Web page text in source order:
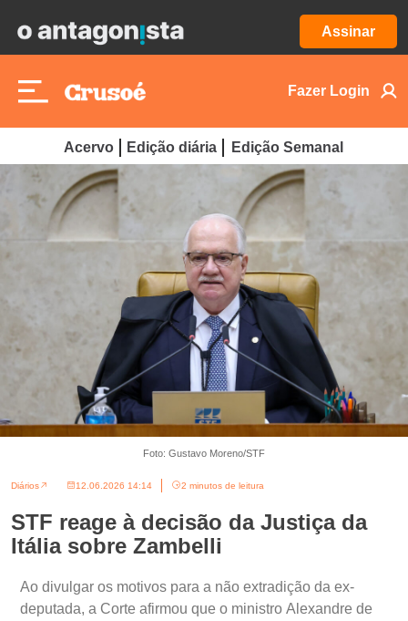
Assinar
Fazer Login
Acervo Edição diária Edição Semanal
Foto: Gustavo Moreno/STF
Diários 12.06.2026 14:14 2 minutos de leitura
STF reage à decisão da Justiça da
Itália sobre Zambelli
Ao divulgar os motivos para a não extradição da ex-
deputada, a Corte afirmou que o ministro Alexandre de